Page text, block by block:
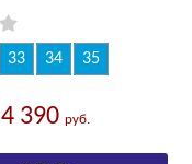
33 34 35
4 390руб.